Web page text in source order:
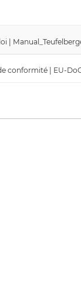
|
conformité | EU-